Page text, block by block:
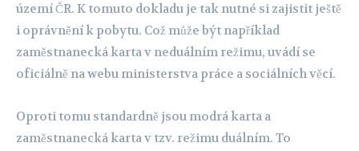
území ČR. K tomuto dokladu je tak nutné si zajistit ještě
i oprávnění k pobytu. Což může být například
zaměstnanecká karta v neduálním režimu, uvádí se
oficiálně na webu ministerstva práce a sociálních věcí.
Oproti tomu standardně jsou modrá karta a
zaměstnanecká karta v tzv. režimu duálním. To